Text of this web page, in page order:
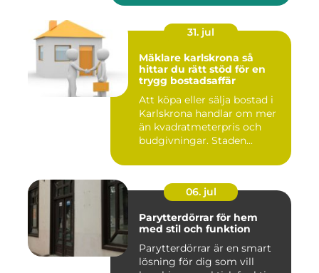
31. jul
Mäklare karlskrona så
hittar du rätt stöd för en
trygg bostadsaffär
Att köpa eller sälja bostad i
Karlskrona handlar om mer
än kvadratmeterpris och
budgivningar. Staden...
06. jul
Parytterdörrar för hem
med stil och funktion
Parytterdörrar är en smart
lösning för dig som vill